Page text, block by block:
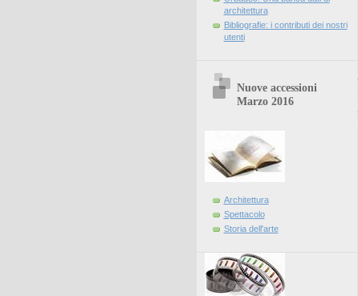
architettura
Bibliografie: i contributi dei nostri
utenti
Nuove accessioni
Marzo 2016
Architettura
Spettacolo
Storia dell'arte